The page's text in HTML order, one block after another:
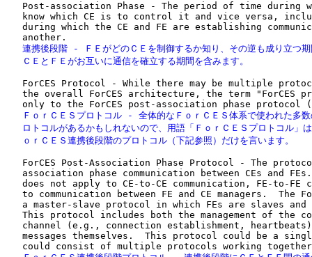
Post-association Phase - The period of time during
know which CE is to control it and vice versa,
during which the CE and FE are establishing
連携後段階 - ＦＥがどのＣＥを制御するか知り、その逆も成り立つ
   ＣＥとＦＥがお互いに通信を確立する期間を含みます。
ForCES Protocol - While there may be multiple
the overall ForCES architecture, the term "ForCES
ＦｏｒＣＥＳプロトコル - 全体的なＦｏｒＣＥＳ体系で使われた多
ロトコルがあるかもしれないので、用語「ＦｏｒＣＥＳプロトコル」
   ｏｒＣＥＳ連携後段階のプロトコル（下記参照）だけを言います。
ForCES Post-Association Phase Protocol - The
association phase communication between CEs and
does not apply to CE-to-CE communication, FE-to-FE
to communication between FE and CE managers.  The
a master-slave protocol in which FEs are slaves and
This protocol includes both the management of the
channel (e.g., connection establishment,
messages themselves.  This protocol could be a